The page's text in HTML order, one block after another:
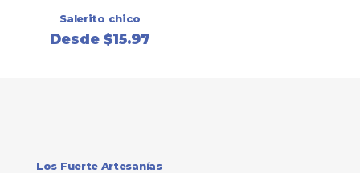
Salerito chico
Desde$15.97
Los Fuerte Artesanías